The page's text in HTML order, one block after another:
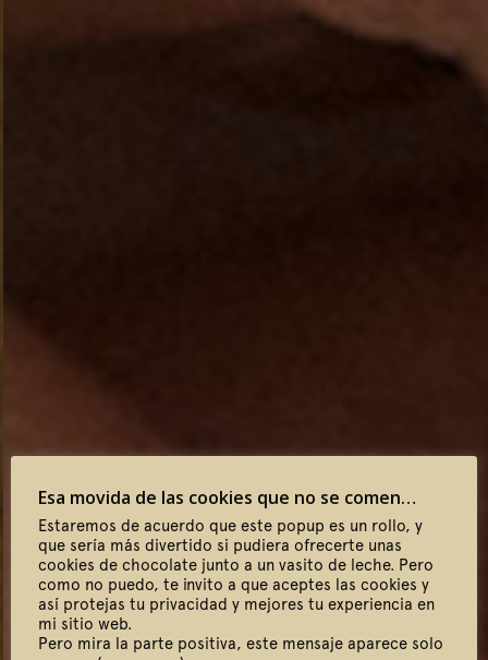
Esa movida de las cookies que no se comen…
Estaremos de acuerdo que este popup es un rollo, y
que sería más divertido si pudiera ofrecerte unas
cookies de chocolate junto a un vasito de leche. Pero
como no puedo, te invito a que aceptes las cookies y
así protejas tu privacidad y mejores tu experiencia en
mi sitio web.
Pero mira la parte positiva, este mensaje aparece solo